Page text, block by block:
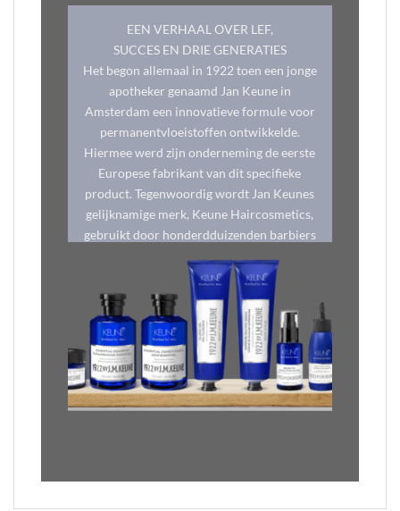
EEN VERHAAL OVER LEF,
SUCCES EN DRIE GENERATIES
Het begon allemaal in 1922 toen een jonge
apotheker genaamd Jan Keune in
Amsterdam een innovatieve formule voor
permanentvloeistoffen ontwikkelde.
Hiermee werd zijn onderneming de eerste
Europese fabrikant van dit specifieke
product. Tegenwoordig wordt Jan Keunes
gelijknamige merk, Keune Haircosmetics,
gebruikt door honderdduizenden barbiers